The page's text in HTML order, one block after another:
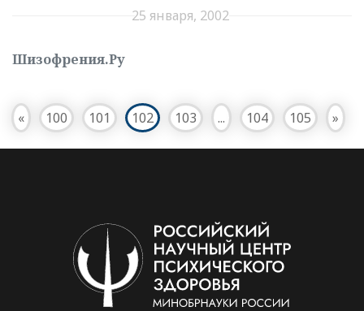
25 января, 2002
Шизофрения.Ру
« 100 101 102 103 ... 104 105 »